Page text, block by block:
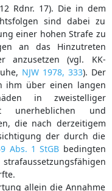
Rdnr. 17). Die in dem
sind dabei zu
einer hohen Strafe zu
an das Hinzutreten
anzusetzen (vgl. KK-
NJW 1978, 333). Der
ihm über einen langen
in zweistelliger
unerheblichen und
die nach derzeitigem
der durch die
Abs. 1 StGB bedingten
allein die Annahme